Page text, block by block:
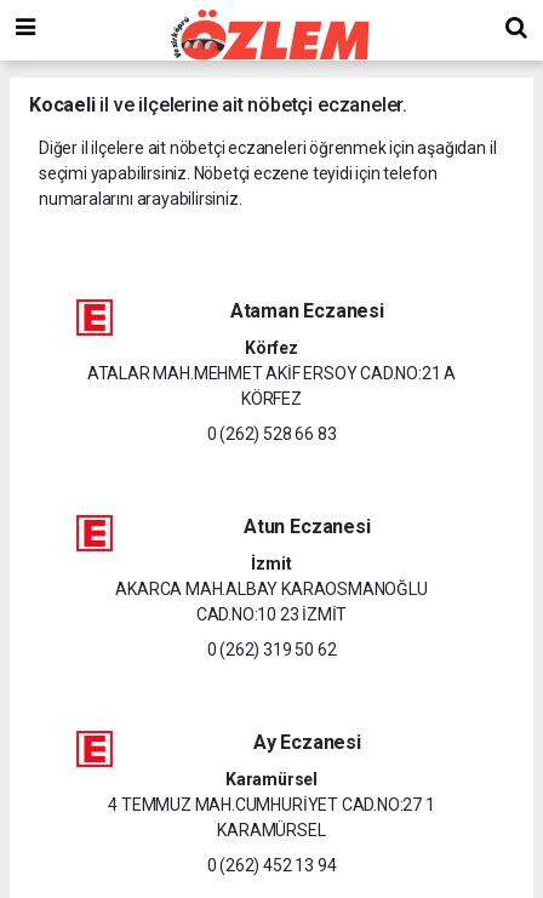
Kocaeliil ve ilçelerine ait nöbetçi eczaneler.
Diğer il ilçelere ait nöbetçi eczaneleri öğrenmek için aşağıdan il
seçimi yapabilirsiniz. Nöbetçi eczene teyidi için telefon
numaralarını arayabilirsiniz.
Ataman Eczanesi
Körfez
ATALAR MAH.MEHMET AKİF ERSOY CAD.NO:21 A
KÖRFEZ
0 (262) 528 66 83
Atun Eczanesi
İzmit
AKARCA MAH.ALBAY KARAOSMANOĞLU
CAD.NO:10 23 İZMİT
0 (262) 319 50 62
Ay Eczanesi
Karamürsel
4 TEMMUZ MAH.CUMHURİYET CAD.NO:27 1
KARAMÜRSEL
0 (262) 452 13 94